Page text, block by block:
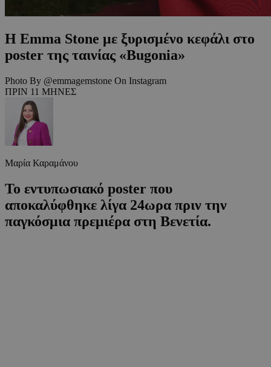
Η Emma Stone με ξυρισμένο κεφάλι στο
poster της ταινίας «Bugonia»
Photo By @emmagemstone On Instagram
ΠΡΙΝ 11 ΜΗΝΕΣ
Μαρία Καραμάνου
Το εντυπωσιακό poster που
αποκαλύφθηκε λίγα 24ωρα πριν την
παγκόσμια πρεμιέρα στη Βενετία.